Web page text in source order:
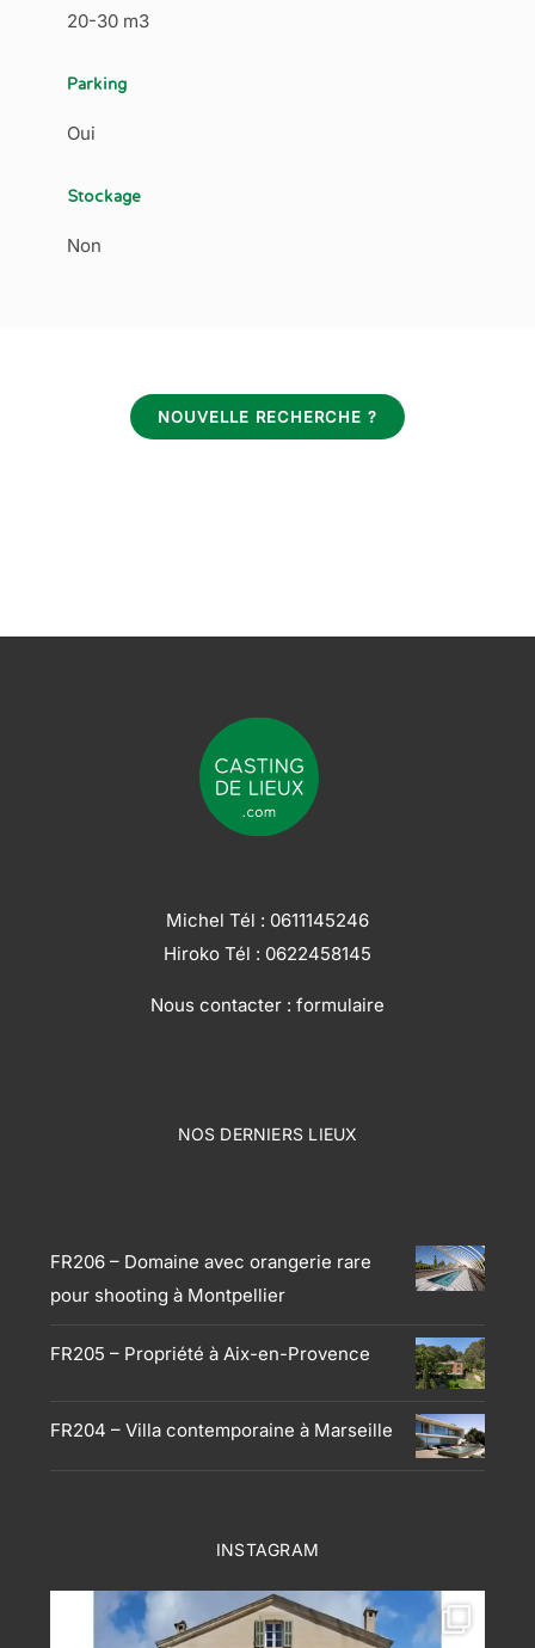
20-30 m3
Parking
Oui
Stockage
Non
NOUVELLE RECHERCHE ?
Michel Tél : 0611145246
Hiroko Tél : 0622458145
Nous contacter : formulaire
NOS DERNIERS LIEUX
FR206 – Domaine avec orangerie rare
pour shooting à Montpellier
FR205 – Propriété à Aix-en-Provence
FR204 – Villa contemporaine à Marseille
INSTAGRAM